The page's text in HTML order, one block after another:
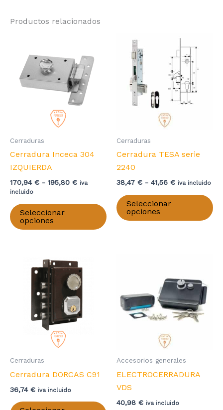
Productos relacionados
Cerraduras
Cerradura Inceca 304
IZQUIERDA
170,94 € - 195,80 €Rango
iva
incluido
Seleccionar
opciones
Este
producto
pueden
página
producto
Cerraduras
Cerradura TESA serie
2240
38,47 € - 41,56 €Rango
iva incluido
Seleccionar
opciones
Cerraduras
Cerradura DORCAS C91
36,74 € iva incluido
Este
Accesorios generales
ELECTROCERRADURA
VDS
40,98 € iva incluido